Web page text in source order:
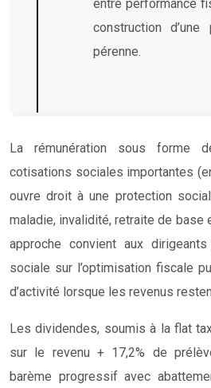
entre performance
construction
pérenne.
La rémunération sous forme
cotisations sociales importantes
ouvre droit à une protection
maladie, invalidité, retraite de base
approche convient aux
sociale sur l’optimisation fiscale
d’activité lorsque les revenus
Les dividendes, soumis à la flat
sur le revenu + 17,2% de
barème progressif avec